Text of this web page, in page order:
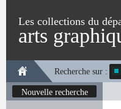
Les collections du
arts
Recherche sur :
Nouvelle recherche